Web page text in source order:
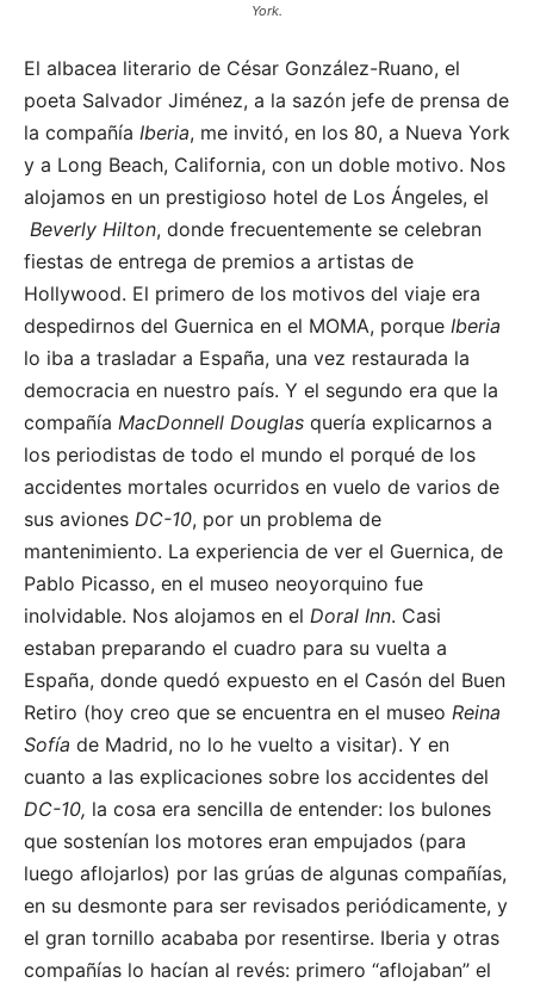
York.
El albacea literario de César González-Ruano, el
poeta Salvador Jiménez, a la sazón jefe de prensa de
la compañía Iberia, me invitó, en los 80, a Nueva York
y a Long Beach, California, con un doble motivo. Nos
alojamos en un prestigioso hotel de Los Ángeles, el
Beverly Hilton, donde frecuentemente se celebran
fiestas de entrega de premios a artistas de
Hollywood. El primero de los motivos del viaje era
despedirnos del Guernica en el MOMA, porque Iberia
lo iba a trasladar a España, una vez restaurada la
democracia en nuestro país. Y el segundo era que la
compañía MacDonnell Douglas quería explicarnos a
los periodistas de todo el mundo el porqué de los
accidentes mortales ocurridos en vuelo de varios de
sus aviones DC-10, por un problema de
mantenimiento. La experiencia de ver el Guernica, de
Pablo Picasso, en el museo neoyorquino fue
inolvidable. Nos alojamos en el Doral Inn. Casi
estaban preparando el cuadro para su vuelta a
España, donde quedó expuesto en el Casón del Buen
Retiro (hoy creo que se encuentra en el museo Reina
Sofía de Madrid, no lo he vuelto a visitar). Y en
cuanto a las explicaciones sobre los accidentes del
DC-10, la cosa era sencilla de entender: los bulones
que sostenían los motores eran empujados (para
luego aflojarlos) por las grúas de algunas compañías,
en su desmonte para ser revisados periódicamente, y
el gran tornillo acababa por resentirse. Iberia y otras
compañías lo hacían al revés: primero “aflojaban” el